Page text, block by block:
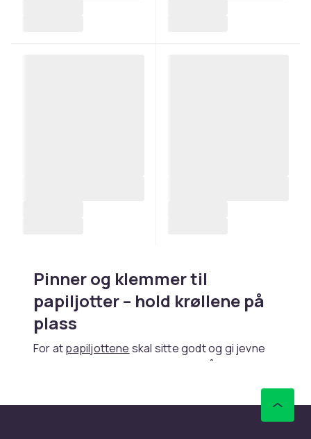
Pinner og klemmer til
papiljotter – hold krøllene på
plass
For atpapiljottene skal sitte godt og gi jevne
krøller, trenger du riktig tilbehør. På CDON